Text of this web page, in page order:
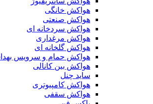
هواکش خانگی
هواکش صنعتی
هواکش سردخانه ای
هواکش مرغداری
هواکش گلخانه ای
هواکش حمام و سرویس
هواکش بین کانالی
ساید چنل
هواکش کامپیوتری
هواکش سقفی